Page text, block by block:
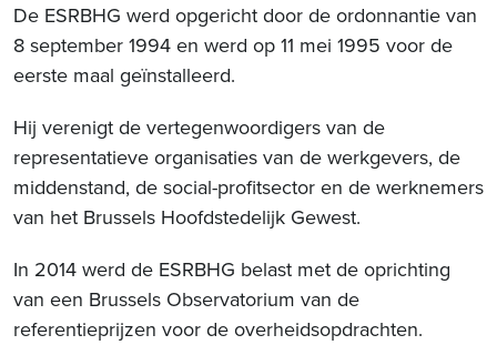
De ESRBHG werd opgericht door de ordonnantie van
8 september 1994 en werd op 11 mei 1995 voor de
eerste maal geïnstalleerd.
Hij verenigt de vertegenwoordigers van de
representatieve organisaties van de werkgevers, de
middenstand, de social-profitsector en de werknemers
van het Brussels Hoofdstedelijk Gewest.
In 2014 werd de ESRBHG belast met de oprichting
van een Brussels Observatorium van de
referentieprijzen voor de overheidsopdrachten.